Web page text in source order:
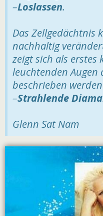
–Loslassen.
Das Zellgedächtnis
nachhaltig
zeigt sich als
leuchtenden Augen
beschrieben
–Strahlende
Glenn Sat Nam